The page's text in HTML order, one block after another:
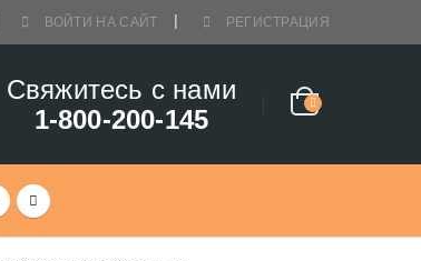
ВОЙТИ НА САЙТ РЕГИСТРАЦИЯ
Свяжитесь с нами
1-800-200-145